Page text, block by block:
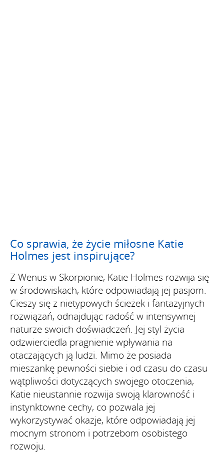
Co sprawia, że życie miłosne Katie
Holmes jest inspirujące?
Z Wenus w Skorpionie, Katie Holmes rozwija się
w środowiskach, które odpowiadają jej pasjom.
Cieszy się z nietypowych ścieżek i fantazyjnych
rozwiązań, odnajdując radość w intensywnej
naturze swoich doświadczeń. Jej styl życia
odzwierciedla pragnienie wpływania na
otaczających ją ludzi. Mimo że posiada
mieszankę pewności siebie i od czasu do czasu
wątpliwości dotyczących swojego otoczenia,
Katie nieustannie rozwija swoją klarowność i
instynktowne cechy, co pozwala jej
wykorzystywać okazje, które odpowiadają jej
mocnym stronom i potrzebom osobistego
rozwoju.